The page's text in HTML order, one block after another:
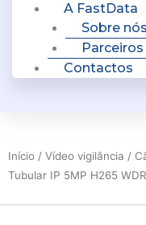
A FastData
Sobre nós
Parceiros
Contactos
Início / Vídeo vigilância /
Tubular IP 5MP H265